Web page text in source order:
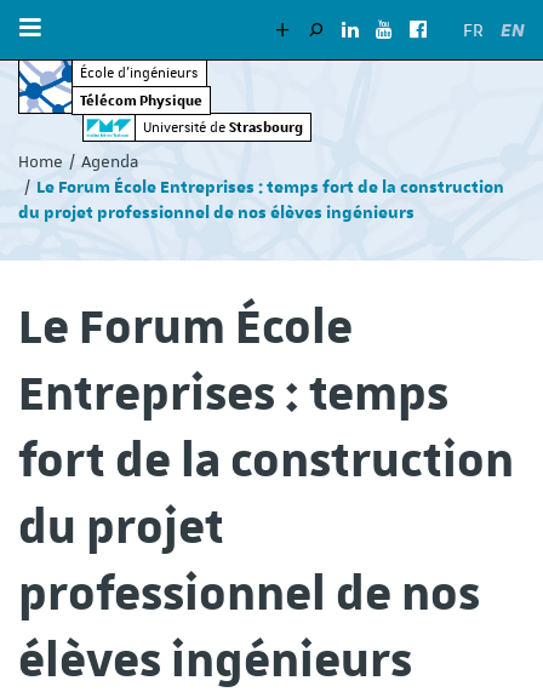
École d’ingénieurs
Télécom Physique
Université de Strasbourg
FR EN
êtes
ici
Home
Agenda
Le Forum École Entreprises : temps fort de la construction
du projet professionnel de nos élèves ingénieurs
Le Forum École
Entreprises : temps
fort de la construction
du projet
professionnel de nos
élèves ingénieurs